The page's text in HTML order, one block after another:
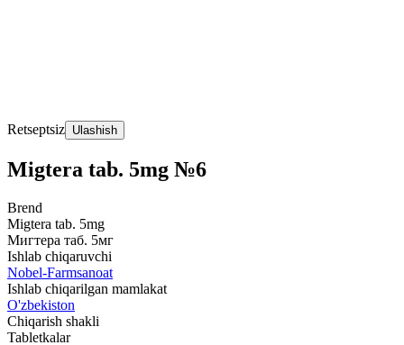
Retseptsiz Ulashish
Migtera tab. 5mg №6
Brend
Migtera tab. 5mg
Мигтера таб. 5мг
Ishlab chiqaruvchi
Nobel-Farmsanoat
Ishlab chiqarilgan mamlakat
O'zbekiston
Chiqarish shakli
Tabletkalar